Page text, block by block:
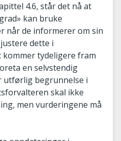
4.6, står det nå at
kan bruke
når de informerer om sin
dette i
tydeligere fram
en selvstendig
utførlig begrunnelse i
skal ikke
men vurderingene må